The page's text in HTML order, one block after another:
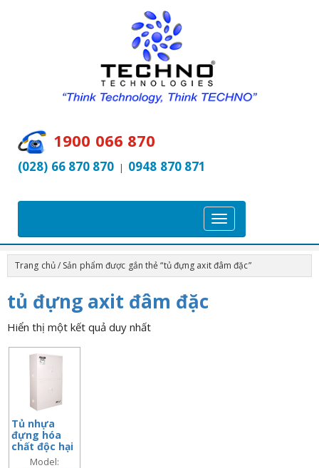
1900 066 870
(028) 66 870 870 | 0948 870 871
T
o
g
g
Trang chủ/ Sản phẩm được gắn thẻ “tủ đựng axit đâm đặc”
tủ đựng axit đâm đặc
Hiển thị một kết quả duy nhất
Tủ nhựa
đựng hóa
chất độc hại
48 Gallon
Model: